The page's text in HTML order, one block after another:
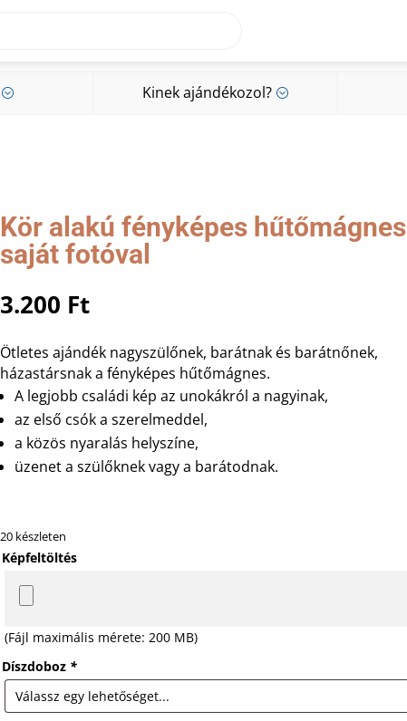
; Kinek ajándékozol? ;
Kör alakú fényképes hűtőmágnes
saját fotóval
3.200 Ft
Ötletes ajándék nagyszülőnek, barátnak és barátnőnek,
házastársnak a fényképes hűtőmágnes.
A legjobb családi kép az unokákról a nagyinak,
az első csók a szerelmeddel,
a közös nyaralás helyszíne,
üzenet a szülőknek vagy a barátodnak.
20 készleten
Képfeltöltés
(Fájl maximális mérete: 200 MB)
Díszdoboz *